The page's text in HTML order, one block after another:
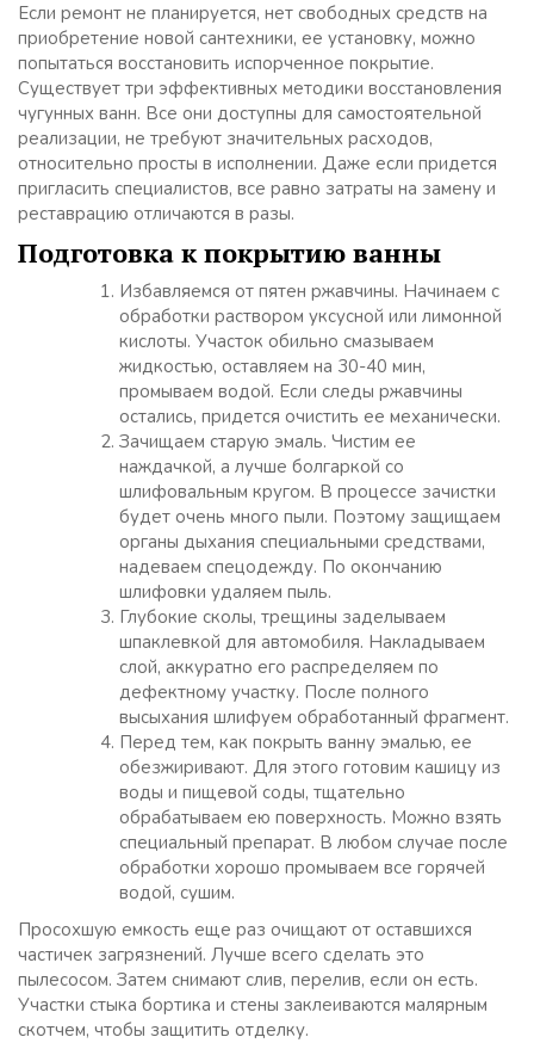
Если ремонт не планируется, нет свободных средств на
приобретение новой сантехники, ее установку, можно
попытаться восстановить испорченное покрытие.
Существует три эффективных методики восстановления
чугунных ванн. Все они доступны для самостоятельной
реализации, не требуют значительных расходов,
относительно просты в исполнении. Даже если придется
пригласить специалистов, все равно затраты на замену и
реставрацию отличаются в разы.
Подготовка к покрытию ванны
Избавляемся от пятен ржавчины. Начинаем с
обработки раствором уксусной или лимонной
кислоты. Участок обильно смазываем
жидкостью, оставляем на 30-40 мин,
промываем водой. Если следы ржавчины
остались, придется очистить ее механически.
Зачищаем старую эмаль. Чистим ее
наждачкой, а лучше болгаркой со
шлифовальным кругом. В процессе зачистки
будет очень много пыли. Поэтому защищаем
органы дыхания специальными средствами,
надеваем спецодежду. По окончанию
шлифовки удаляем пыль.
Глубокие сколы, трещины заделываем
шпаклевкой для автомобиля. Накладываем
слой, аккуратно его распределяем по
дефектному участку. После полного
высыхания шлифуем обработанный фрагмент.
Перед тем, как покрыть ванну эмалью, ее
обезжиривают. Для этого готовим кашицу из
воды и пищевой соды, тщательно
обрабатываем ею поверхность. Можно взять
специальный препарат. В любом случае после
обработки хорошо промываем все горячей
водой, сушим.
Просохшую емкость еще раз очищают от оставшихся
частичек загрязнений. Лучше всего сделать это
пылесосом. Затем снимают слив, перелив, если он есть.
Участки стыка бортика и стены заклеиваются малярным
скотчем, чтобы защитить отделку.